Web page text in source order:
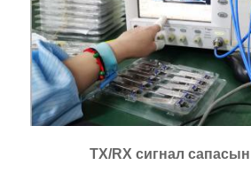
TX/RX сигнал сапасын